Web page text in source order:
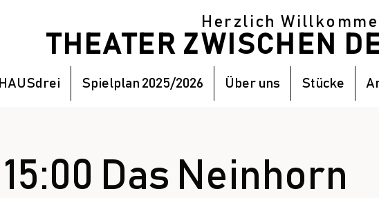
Herzlich
THEATER ZWISCHEN
HAUSdrei Spielplan 2025/2026 Über uns Stücke
15:00 Das Neinhorn